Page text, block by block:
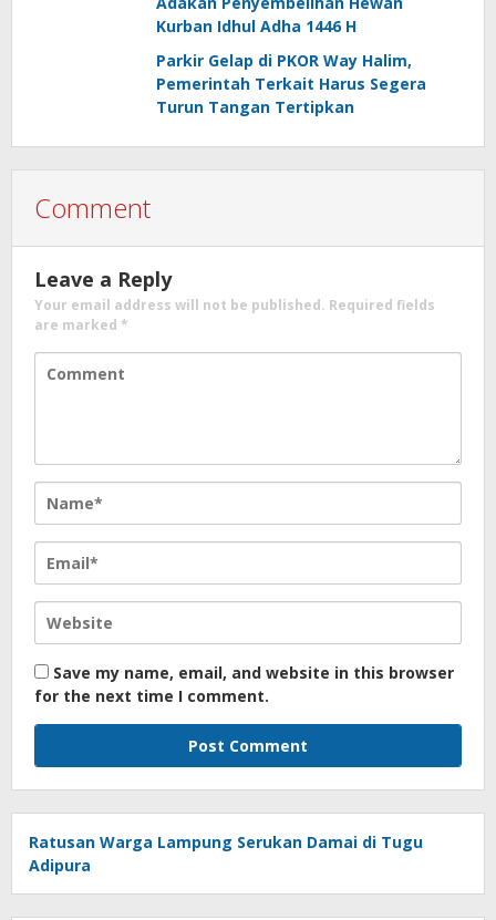
Kurban Idhul Adha 1446 H
Parkir Gelap di PKOR Way Halim,
Pemerintah Terkait Harus Segera
Turun Tangan Tertipkan
Comment
Leave a Reply
Your email address will not be published. Required fields
are marked *
Save my name, email, and website in this browser
for the next time I comment.
Ratusan Warga Lampung Serukan Damai di Tugu
Adipura